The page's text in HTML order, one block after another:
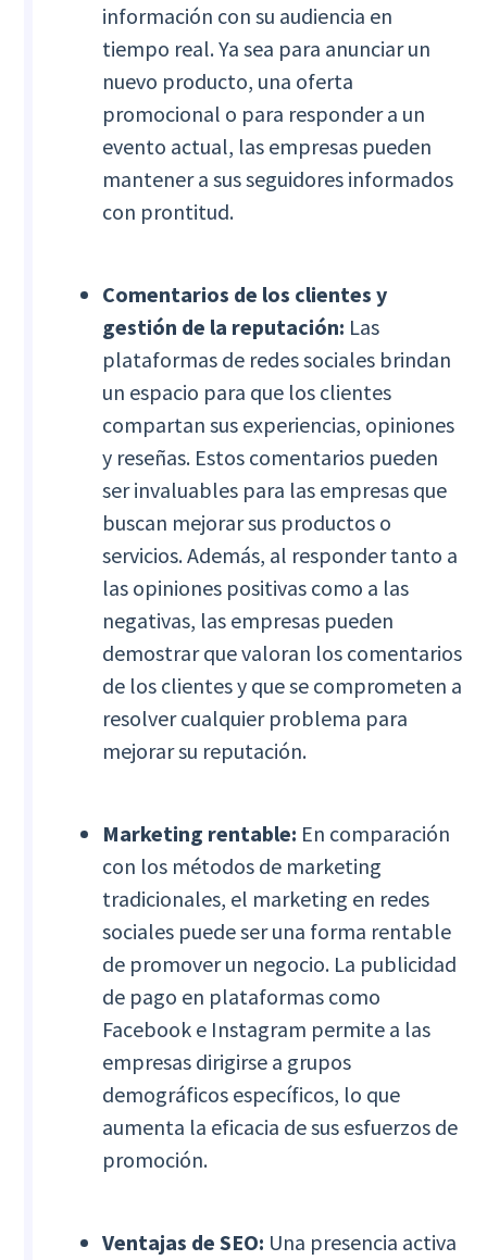
información con su audiencia en
tiempo real. Ya sea para anunciar un
nuevo producto, una oferta
promocional o para responder a un
evento actual, las empresas pueden
mantener a sus seguidores informados
con prontitud.
Comentarios de los clientes y
gestión de la reputación: Las
plataformas de redes sociales brindan
un espacio para que los clientes
compartan sus experiencias, opiniones
y reseñas. Estos comentarios pueden
ser invaluables para las empresas que
buscan mejorar sus productos o
servicios. Además, al responder tanto a
las opiniones positivas como a las
negativas, las empresas pueden
demostrar que valoran los comentarios
de los clientes y que se comprometen a
resolver cualquier problema para
mejorar su reputación.
Marketing rentable: En comparación
con los métodos de marketing
tradicionales, el marketing en redes
sociales puede ser una forma rentable
de promover un negocio. La publicidad
de pago en plataformas como
Facebook e Instagram permite a las
empresas dirigirse a grupos
demográficos específicos, lo que
aumenta la eficacia de sus esfuerzos de
promoción.
Ventajas de SEO: Una presencia activa